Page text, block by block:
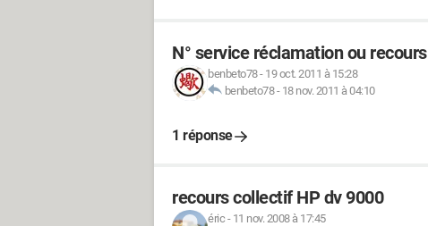
N° service réclamation ou
benbeto78- 19 oct. 2011 à 15:28
benbeto78- 18 nov. 2011 à 04:10
1 réponse
recours collectif HP dv 9000
éric - 11 nov. 2008 à 17:45